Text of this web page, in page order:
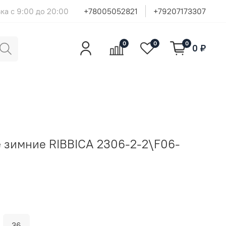
с 9:00 до 20:00 +78005052821 +79207173307
0 0 0 0 ₽
зимние RIBBICA 2306-2-2\F06-